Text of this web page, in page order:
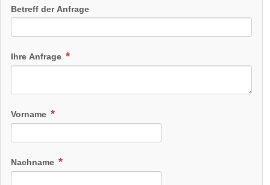
Betreff der Anfrage
Ihre Anfrage
Vorname
Nachname